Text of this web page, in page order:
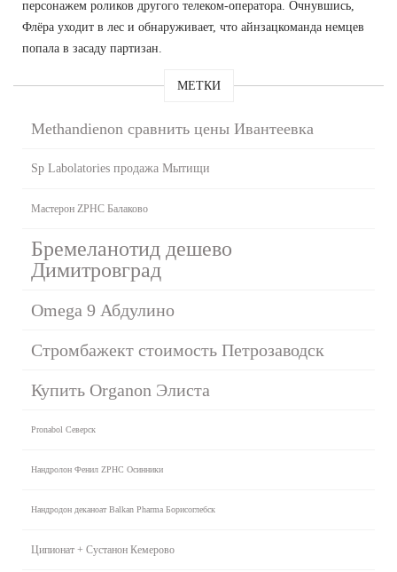
персонажем роликов другого телеком-оператора. Очнувшись,
Флёра уходит в лес и обнаруживает, что айнзацкоманда немцев
попала в засаду партизан.
МЕТКИ
Methandienon сравнить цены Ивантеевка
Sp Labolatories продажа Мытищи
Мастерон ZPHC Балаково
Бремеланотид дешево
Димитровград
Omega 9 Абдулино
Стромбажект стоимость Петрозаводск
Купить Organon Элиста
Pronabol Северск
Нандролон Фенил ZPHC Осинники
Нандродон деканоат Balkan Pharma Борисоглебск
Ципионат + Сустанон Кемерово